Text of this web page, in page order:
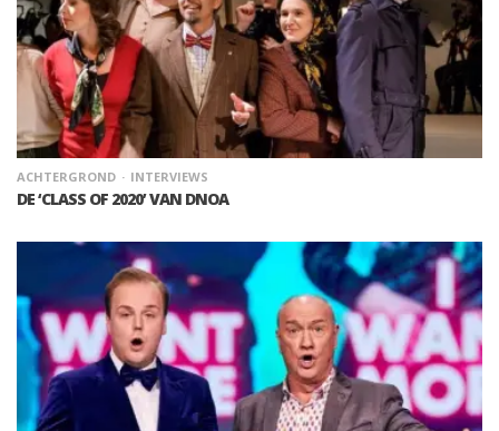
ACHTERGROND INTERVIEWS
DE ‘CLASS OF 2020’ VAN DNOA